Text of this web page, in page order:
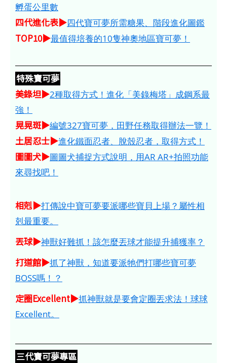
孵蛋公里數
四代進化表▶四代寶可夢所需糖果、階段進化圖鑑
TOP10▶最值得培養的10隻神奧地區寶可夢！
特殊寶可夢
美錄坦▶2種取得方式！進化「美錄梅塔」成鋼系最
強！
晃晃斑▶編號327寶可夢，田野任務取得辦法一覽！
土居忍士▶進化鐵面忍者、脫殼忍者，取得方式！
圖圖犬▶圖圖犬捕捉方式說明，用AR AR+拍照功能
來尋找吧！
相剋▶打傳說中寶可夢要派哪些寶貝上場？屬性相
剋最重要。
丟球▶神獸好難抓！該怎麼丟球才能提升捕獲率？
打道館▶抓了神獸，知道要派牠們打哪些寶可夢
BOSS嗎！？
定圈Excellent▶抓神獸就是要會定圈丟求法！球球
Excellent。
三代寶可夢專區